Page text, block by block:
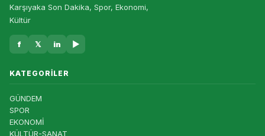
Karşıyaka Son Dakika, Spor, Ekonomi,
Kültür
f 𝕏 in ▶
KATEGORILER
GÜNDEM
SPOR
EKONOMİ
KÜLTÜR-SANAT